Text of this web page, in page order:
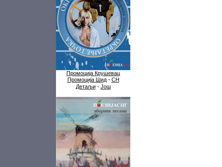
Промоција Крушевац
Промоција Шид- СН
Детаљи- Још